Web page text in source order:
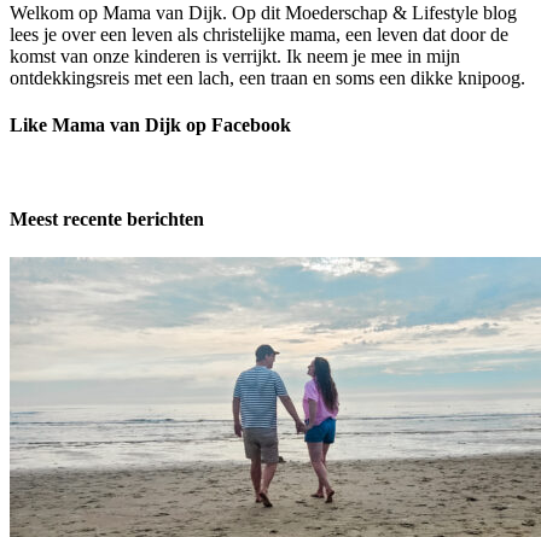
Welkom op Mama van Dijk. Op dit Moederschap & Lifestyle blog
lees je over een leven als christelijke mama, een leven dat door de
komst van onze kinderen is verrijkt. Ik neem je mee in mijn
ontdekkingsreis met een lach, een traan en soms een dikke knipoog.
Like Mama van Dijk op Facebook
Meest recente berichten